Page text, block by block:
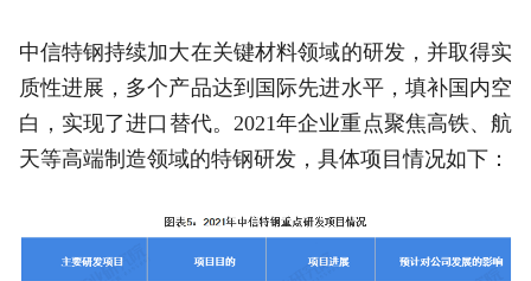
中信特钢持续加大在关键材料领域的研发，并取得实
质性进展，多个产品达到国际先进水平，填补国内空
白，实现了进口替代。2021年企业重点聚焦高铁、航
天等高端制造领域的特钢研发，具体项目情况如下：